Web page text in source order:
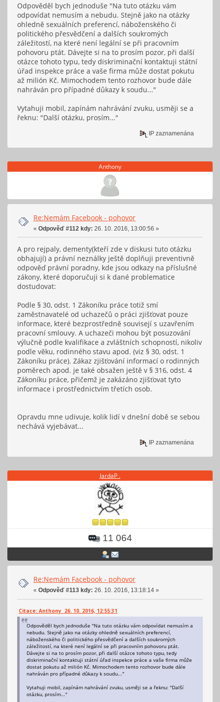
Odpověděl bych jednoduše "Na tuto otázku vám
odpovídat nemusím a nebudu. Stejně jako na otázky
ohledně sexuálních preferencí, náboženského či
politického přesvědčení a dalších soukromých
záležitostí, na které není legální se při pracovním
pohovoru ptát. Dávejte si na to prosím pozor, při další
otázce tohoto typu, tedy diskriminační kontaktuji státní
úřad inspekce práce a vaše firma může dostat pokutu
až milión Kč. Mimochodem tento rozhovor bude dále
nahráván pro případné důkazy k soudu..."
Vytahuji mobil, zapínám nahrávání zvuku, usměji se a
řeknu: "Další otázku, prosím..."
IP zaznamenána
Anthony
Re:Nemám Facebook - pohovor
« Odpověď #112 kdy: 26. 10. 2016, 13:00:56 »
A pro rejpaly, dementy(kteří zde v diskusi tuto otázku
obhajují) a právní neználky ještě doplňuji preventivně
odpověď právní poradny, kde jsou odkazy na příslušné
zákony, které doporučuji si k dané problematice
dostudovat:
Podle § 30, odst. 1 Zákoníku práce totiž smí
zaměstnavatelé od uchazečů o práci zjišťovat pouze
informace, které bezprostředně souvisejí s uzavřením
pracovní smlouvy. A uchazeči mohou být posuzování
výlučně podle kvalifikace a zvláštních schopností, nikoliv
podle věku, rodinného stavu apod. (viz § 30, odst. 1
Zákoníku práce). Zákaz zjišťování informací o rodinných
poměrech apod. je také obsažen ještě v § 316, odst. 4
Zákoníku práce, přičemž je zakázáno zjišťovat tyto
informace i prostřednictvím třetích osob.
Opravdu mne udivuje, kolik lidí v dnešní době se sebou
nechává vyjebávat...
IP zaznamenána
JardaP .
11 064
Re:Nemám Facebook - pohovor
« Odpověď #113 kdy: 26. 10. 2016, 13:18:14 »
Citace: Anthony 26. 10. 2016, 12:55:31
Odpověděl bych jednoduše "Na tuto otázku vám odpovídat nemusím a
nebudu. Stejně jako na otázky ohledně sexuálních preferencí,
náboženského či politického přesvědčení a dalších soukromých
záležitostí, na které není legální se při pracovním pohovoru ptát.
Dávejte si na to prosím pozor, při další otázce tohoto typu, tedy
diskriminační kontaktuji státní úřad inspekce práce a vaše firma může
dostat pokutu až milión Kč. Mimochodem tento rozhovor bude dále
nahráván pro případné důkazy k soudu..."
Vytahuji mobil, zapínám nahrávání zvuku, usměji se a řeknu: "Další
otázku, prosím..."